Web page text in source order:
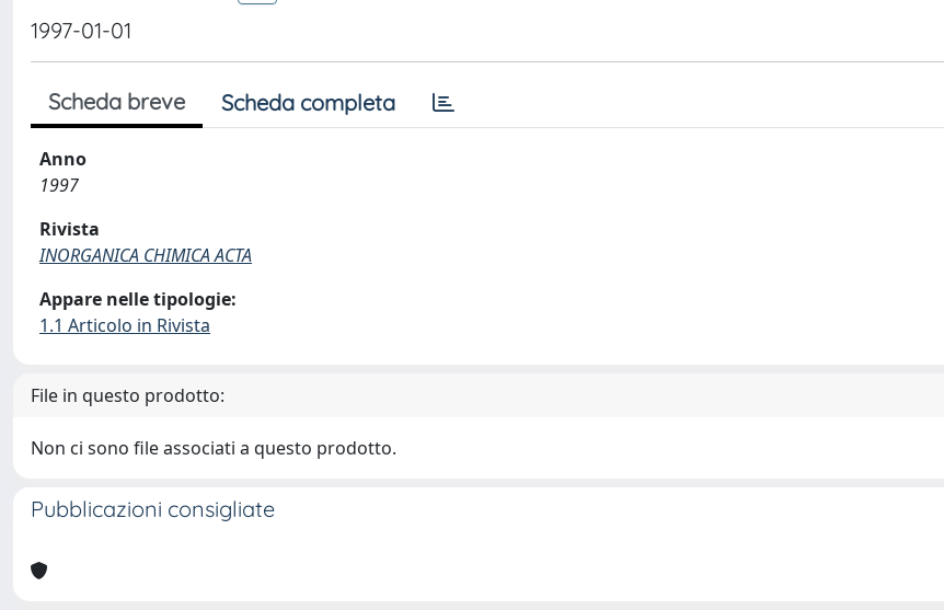
1997-01-01
Scheda breve Scheda completa
Anno
1997
Rivista
INORGANICA CHIMICA ACTA
Appare nelle tipologie:
1.1 Articolo in Rivista
File in questo prodotto:
Non ci sono file associati a questo prodotto.
Pubblicazioni consigliate